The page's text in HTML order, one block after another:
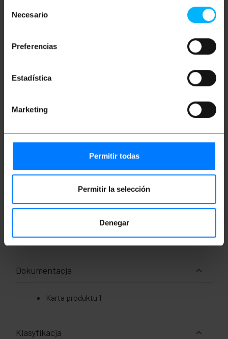
Necesario
Preferencias
Estadística
Marketing
Permitir todas
Permitir la selección
Denegar
magazynów itp. Gama gniazd i podstaw
okular
Gniazdo przemysłowe CEE zgodne z normą
Obsługuje napięcia od 380 V do 450 V i 32 A.
Kod koloru czerwonego.
wilgocią i wodą. Zawiera nasadkę ochronną.
Wykonane z najwyższej jakości tworzywa
Styki z mosiądzu niklowanego, antykorozyjne.
Miary i wagi
Waga brutto: 292 g
Wymiary produktu (szerokość x głębokość x
wysokość): 8.0 x 10.0 x 8.0 cm
Środki w pakiecie: 10.0 x 8.0 x 8.0 cm
Dokumentacja
Karta produktu 1
Klasyfikacja